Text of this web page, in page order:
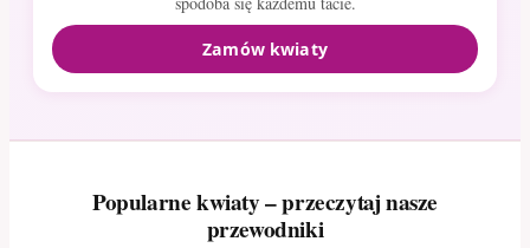
Zamów kwiaty
Popularne kwiaty – przeczytaj nasze
przewodniki